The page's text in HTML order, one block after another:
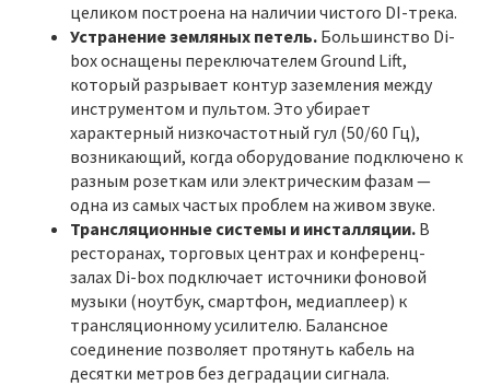
целиком построена на наличии чистого DI-трека.
Устранение земляных петель. Большинство Di-
box оснащены переключателем Ground Lift,
который разрывает контур заземления между
инструментом и пультом. Это убирает
характерный низкочастотный гул (50/60 Гц),
возникающий, когда оборудование подключено к
разным розеткам или электрическим фазам —
одна из самых частых проблем на живом звуке.
Трансляционные системы и инсталляции. В
ресторанах, торговых центрах и конференц-
залах Di-box подключает источники фоновой
музыки (ноутбук, смартфон, медиаплеер) к
трансляционному усилителю. Балансное
соединение позволяет протянуть кабель на
десятки метров без деградации сигнала.